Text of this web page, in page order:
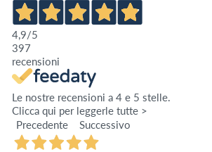
4,9/5
397
recensioni
Le nostre recensioni a 4 e 5 stelle.
Clicca qui per leggerle tutte >
Precedente
Successivo